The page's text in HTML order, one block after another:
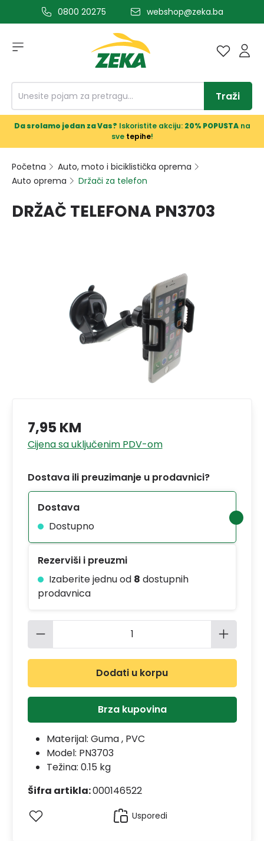
glavni sadržaj0800 20275 webshop@zeka.ba
Traži
Da srolamo jedan za Vas? Iskoristite akciju: 20% POPUSTAna
sve tepihe!
Početna
Auto, moto i biciklistička oprema
Auto oprema
Držači za telefon
DRŽAČ TELEFONA PN3703
7,95 KM
Cijena sa uključenim PDV-om
Dostava ili preuzimanje u prodavnici?
Dostava
Dostupno
Rezerviši i preuzmi
Izaberite jednu od 8 dostupnih
prodavnica
Količina proizvoda: Unesite
Dodati u korpu
Brza kupovina
Materijal: Guma , PVC
Model: PN3703
Težina: 0.15 kg
Šifra artikla:000146522
Usporedi